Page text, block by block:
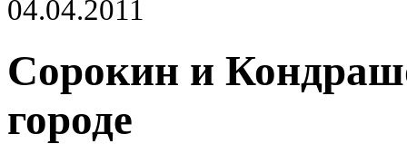
04.04.2011
Сорокин и
городе